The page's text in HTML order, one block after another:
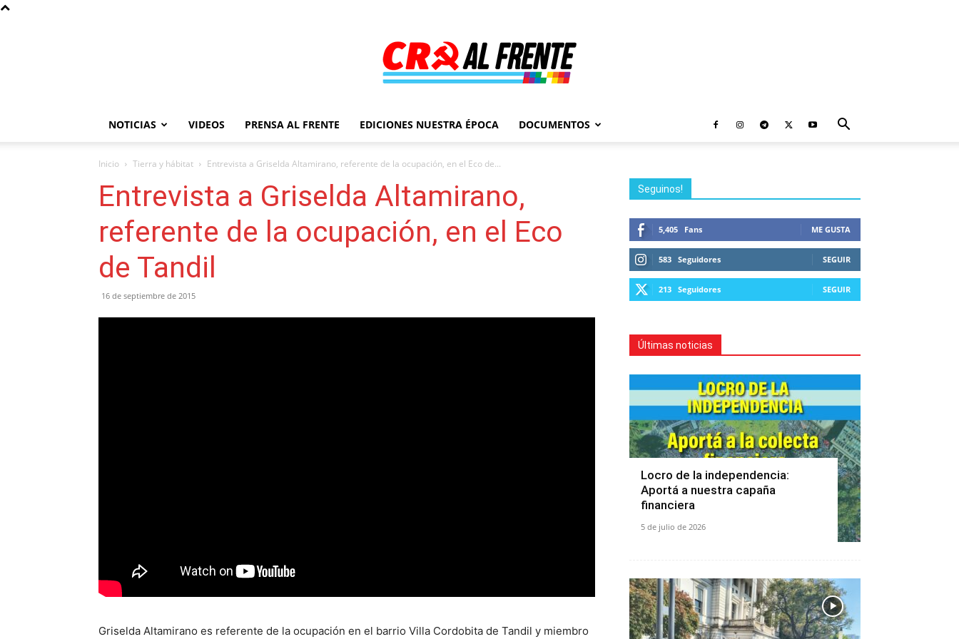
Al
Frente
NOTICIAS VIDEOS PRENSA AL FRENTE EDICIONES NUESTRA ÉPOCA DOCUMENTOS
Inicio Tierra y hábitat Entrevista a Griselda Altamirano, referente de la ocupación, en el Eco de...
Entrevista a Griselda Altamirano,
referente de la ocupación, en el Eco
de Tandil
16 de septiembre de 2015
Griselda Altamirano es referente de la ocupación en el barrio Villa Cordobita de Tandil y miembro
Seguinos!
5,405 Fans ME GUSTA
583 Seguidores SEGUIR
213 Seguidores SEGUIR
Últimas noticias
Locro de la independencia:
Aportá a nuestra capaña
financiera
5 de julio de 2026